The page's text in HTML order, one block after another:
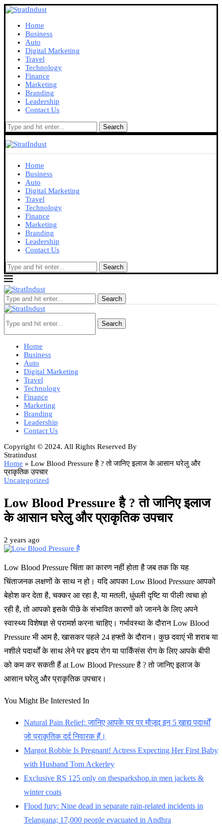
Home
Business
Auto
Digital Marketing
Travel
Technology
Finance
Marketing
Branding
Leadership
Contact Us
Search
Home
Business
Auto
Digital Marketing
Travel
Technology
Finance
Marketing
Branding
Leadership
Contact Us
Search
Search
Search
Home
Business
Auto
Digital Marketing
Travel
Technology
Finance
Marketing
Branding
Leadership
Contact Us
Copyright © 2024. All Rights Reserved By
Stratindust
Home » Low Blood Pressure है ? तो जानिए इलाज के आसान घरेलु और
प्राकृतिक उपचार
Uncategorized
Low Blood Pressure है ? तो जानिए इलाज
के आसान घरेलु और प्राकृतिक उपचार
2 years ago
Low Blood Pressure चिंता का कारण नहीं होता है जब तक कि यह
चिंताजनक लक्षणों के साथ न हो। यदि आपका Low Blood Pressure आपको
बेहोश कर देता है, चक्कर आ रहा है, या मतली, धुंधली दृष्टि या पीली त्वचा हो
रही है, तो आपको इसके पीछे के संभावित कारणों को जानने के लिए अपने
स्वास्थ्य विशेषज्ञ से परामर्श करना चाहिए। गर्भावस्था के दौरान Low Blood
Pressure भी आम है, खासकर पहले 24 हफ्तों के दौरान। कुछ दवाएं भी शराब या
नशीले पदार्थों के साथ लेने पर हृदय रोग या पार्किंसंस रोग के लिए आपके बीपी
को कम कर सकती हैं at Low Blood Pressure है ? तो जानिए इलाज के
आसान घरेलु और प्राकृतिक उपचार।
You Might Be Interested In
Natural Pain Relief: जानिए आपके घर पर मौजूद इन 5 खाद्य पदार्थों
जो प्राकृतिक दर्द निवारक हैं।
Margot Robbie Is Pregnant! Actress Expecting Her First Baby
with Husband Tom Ackerley
Exclusive RS 125 only on thesparkshop.in men jackets &
winter coats
Flood fury: Nine dead in separate rain-related incidents in
Telangana; 17,000 people evacuated in Andhra